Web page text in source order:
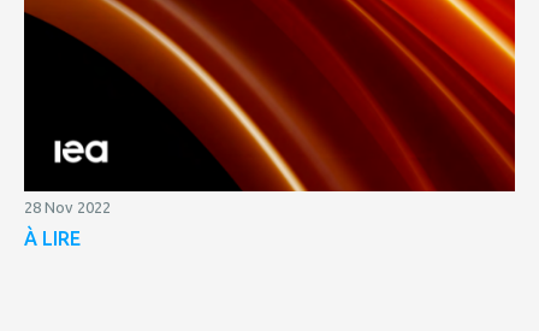
28 Nov 2022
À LIRE